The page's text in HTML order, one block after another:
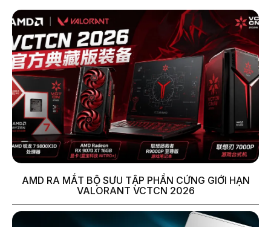
AMD RA MẮT BỘ SƯU TẬP PHẦN CỨNG GIỚI HẠN
VALORANT VCTCN 2026